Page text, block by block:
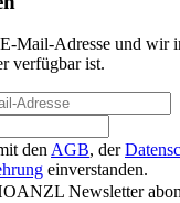
Mail-Adresse und wir
verfügbar ist.
den AGB, der
einverstanden.
Newsletter